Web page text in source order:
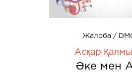
Жалоба /
Асқар
Әке мен